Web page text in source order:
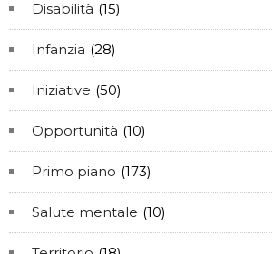
Disabilità (15)
Infanzia (28)
Iniziative (50)
Opportunità (10)
Primo piano (173)
Salute mentale (10)